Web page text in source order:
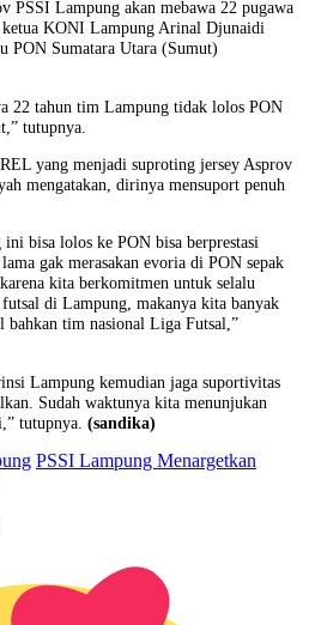
PSSI Lampung akan mebawa 22 pugawa
ketua KONI Lampung Arinal Djunaidi
PON Sumatara Utara (Sumut)
22 tahun tim Lampung tidak lolos PON
tutupnya.
yang menjadi suproting jersey Asprov
mengatakan, dirinya mensuport penuh
bisa lolos ke PON bisa berprestasi
gak merasakan evoria di PON sepak
kita berkomitmen untuk selalu
di Lampung, makanya kita banyak
bahkan tim nasional Liga Futsal,”
Lampung kemudian jaga suportivitas
Sudah waktunya kita menunjukan
tutupnya. (sandika)
PSSI Lampung Menargetkan